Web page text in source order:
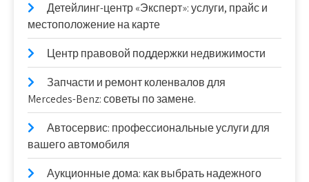
Детейлинг-центр «Эксперт»: услуги, прайс и
местоположение на карте
Центр правовой поддержки недвижимости
Запчасти и ремонт коленвалов для
Mercedes-Benz: советы по замене.
Автосервис: профессиональные услуги для
вашего автомобиля
Аукционные дома: как выбрать надежного